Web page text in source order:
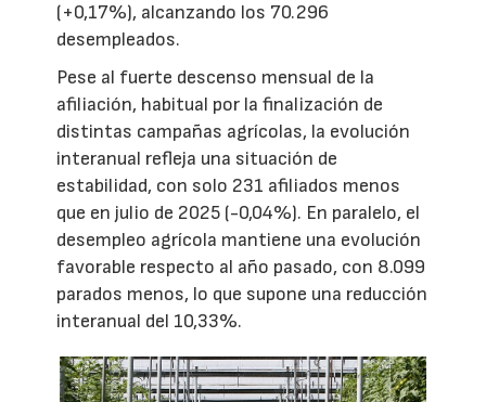
(+0,17%), alcanzando los 70.296
desempleados.
Pese al fuerte descenso mensual de la
afiliación, habitual por la finalización de
distintas campañas agrícolas, la evolución
interanual refleja una situación de
estabilidad, con solo 231 afiliados menos
que en julio de 2025 (-0,04%). En paralelo, el
desempleo agrícola mantiene una evolución
favorable respecto al año pasado, con 8.099
parados menos, lo que supone una reducción
interanual del 10,33%.